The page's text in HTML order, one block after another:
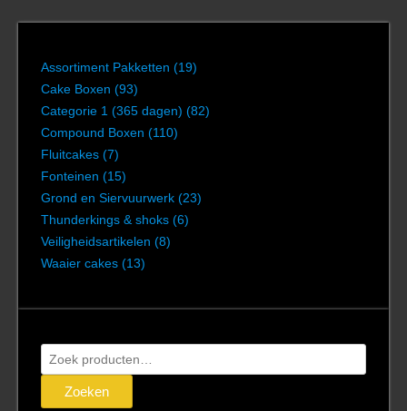
Assortiment Pakketten (19)
Cake Boxen (93)
Categorie 1 (365 dagen) (82)
Compound Boxen (110)
Fluitcakes (7)
Fonteinen (15)
Grond en Siervuurwerk (23)
Thunderkings & shoks (6)
Veiligheidsartikelen (8)
Waaier cakes (13)
Zoeken
naar:
Zoeken